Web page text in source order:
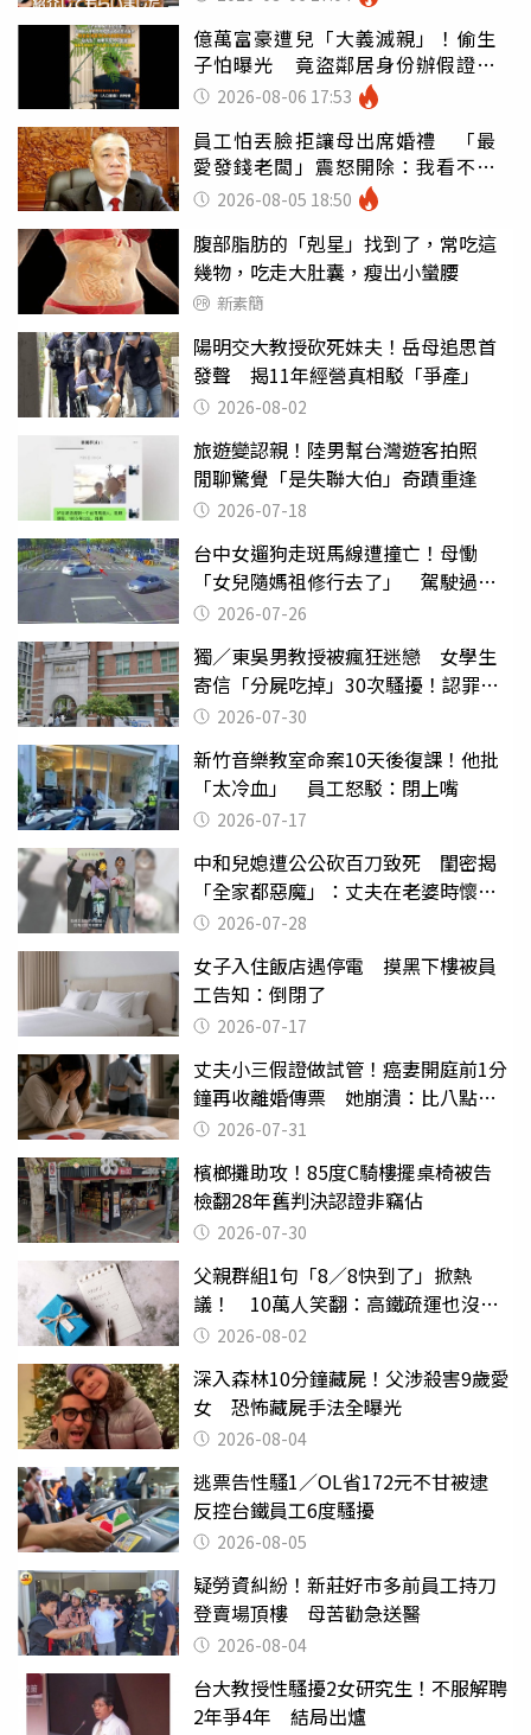
億萬富豪遭兒「大義滅親」！偷生
子怕曝光 竟盜鄰居身份辦假證落
戶 2026-08-06 17:53
員工怕丟臉拒讓母出席婚禮 「最
愛發錢老闆」震怒開除：我看不起
你 2026-08-05 18:50
腹部脂肪的「剋星」找到了，常吃這
幾物，吃走大肚囊，瘦出小蠻腰
新素簡
陽明交大教授砍死妹夫！岳母追思首
發聲 揭11年經營真相駁「爭產」
2026-08-02
旅遊變認親！陸男幫台灣遊客拍照
閒聊驚覺「是失聯大伯」奇蹟重逢
2026-07-18
台中女遛狗走斑馬線遭撞亡！母慟
「女兒隨媽祖修行去了」 駕駛過失
致死判9月
2026-07-26
獨／東吳男教授被瘋狂迷戀 女學生
寄信「分屍吃掉」30次騷擾！認罪免
關 2026-07-30
新竹音樂教室命案10天後復課！他批
「太冷血」 員工怒駁：閉上嘴
2026-07-17
中和兒媳遭公公砍百刀致死 閨密揭
「全家都惡魔」：丈夫在老婆時懷孕
摔東西
2026-07-28
女子入住飯店遇停電 摸黑下樓被員
工告知：倒閉了
2026-07-17
丈夫小三假證做試管！癌妻開庭前1分
鐘再收離婚傳票 她崩潰：比八點檔
還扯2026-07-31
檳榔攤助攻！85度C騎樓擺桌椅被告
檢翻28年舊判決認證非竊佔
2026-07-30
父親群組1句「8／8快到了」掀熱
議！ 10萬人笑翻：高鐵疏運也沒列
父親節
2026-08-02
深入森林10分鐘藏屍！父涉殺害9歲愛
女 恐怖藏屍手法全曝光
2026-08-04
逃票告性騷1／OL省172元不甘被逮
反控台鐵員工6度騷擾
2026-08-05
疑勞資糾紛！新莊好市多前員工持刀
登賣場頂樓 母苦勸急送醫
2026-08-04
台大教授性騷擾2女研究生！不服解聘
2年爭4年 結局出爐